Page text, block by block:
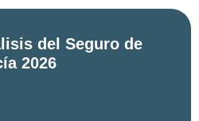
del Seguro de
2026